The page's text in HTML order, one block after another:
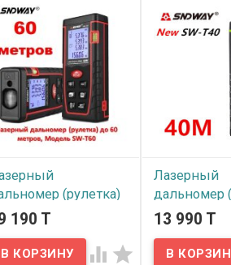
(рулетка)
60 метров,
190 T
 
Лазерный
дальномер
Модель SW-
В наличии
13 990 T